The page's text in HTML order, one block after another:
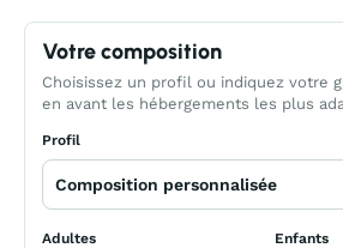
Votre composition
Choisissez un profil ou indiquez votre
en avant les hébergements les plus
Profil
Adultes Enfants